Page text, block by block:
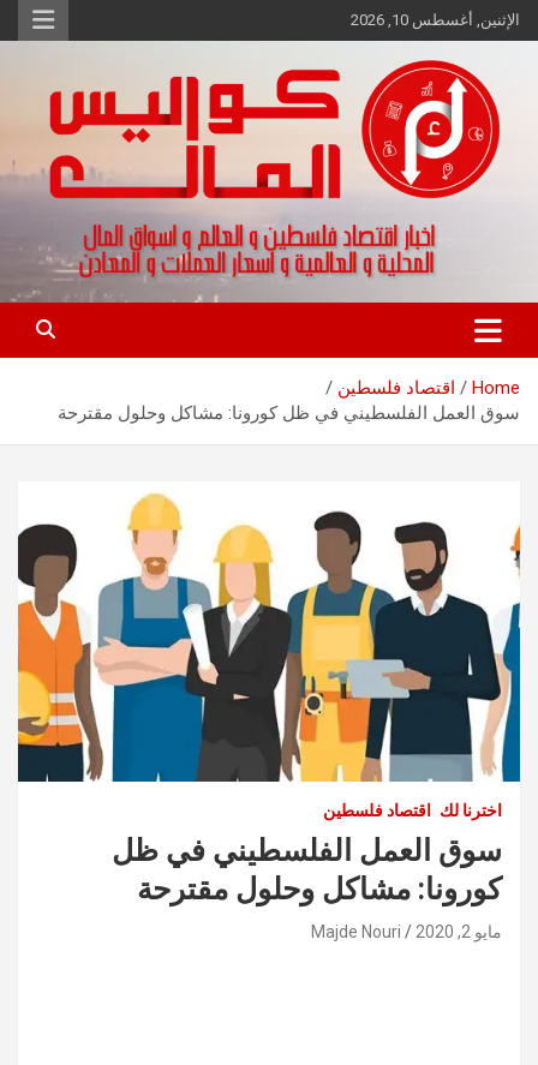
Skip
to
الإثنين, أغسطس 10, 2026
كواليس المال
اخبار اقتصاد فلسطين و العالم و تقارير اسواق المال و العملات
Home
اقتصاد فلسطين
سوق العمل الفلسطيني في ظل كورونا: مشاكل وحلول مقترحة
اخترنا لك اقتصاد فلسطين
سوق العمل الفلسطيني في ظل
كورونا: مشاكل وحلول مقترحة
مايو 2, 2020 Majde Nouri